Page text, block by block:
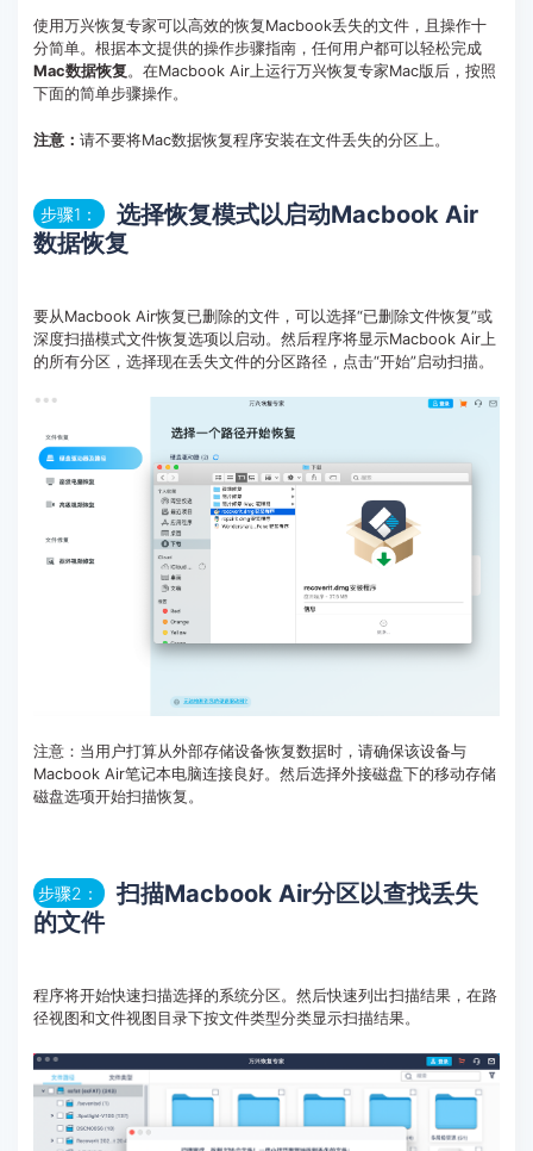
使用万兴恢复专家可以高效的恢复Macbook丢失的文件，且操作十
分简单。根据本文提供的操作步骤指南，任何用户都可以轻松完成
Mac数据恢复。在Macbook Air上运行万兴恢复专家Mac版后，按照
下面的简单步骤操作。
注意： 请不要将Mac数据恢复程序安装在文件丢失的分区上。
步骤1：
选择恢复模式以启动Macbook Air
数据恢复
要从Macbook Air恢复已删除的文件，可以选择“已删除文件恢复”或
深度扫描模式文件恢复选项以启动。然后程序将显示Macbook Air上
的所有分区，选择现在丢失文件的分区路径，点击“开始”启动扫描。
注意：当用户打算从外部存储设备恢复数据时，请确保该设备与
Macbook Air笔记本电脑连接良好。然后选择外接磁盘下的移动存储
磁盘选项开始扫描恢复。
步骤2：
扫描Macbook Air分区以查找丢失
的文件
程序将开始快速扫描选择的系统分区。然后快速列出扫描结果，在路
径视图和文件视图目录下按文件类型分类显示扫描结果。